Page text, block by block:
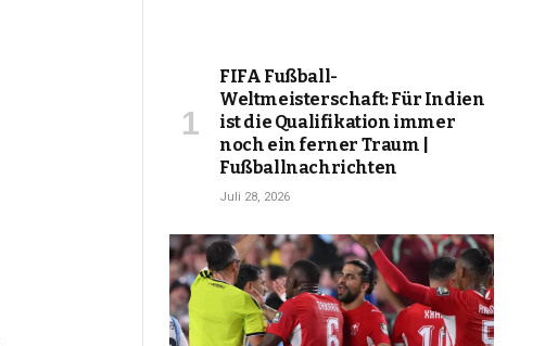
FIFA Fußball-
Weltmeisterschaft: Für Indien
ist die Qualifikation immer
noch ein ferner Traum |
Fußballnachrichten
Juli 28, 2026